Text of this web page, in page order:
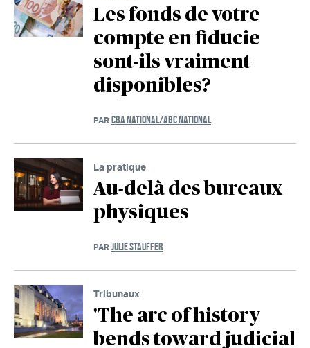
Les fonds de votre
compte en fiducie
sont-ils vraiment
disponibles?
PAR CBA NATIONAL/ABC NATIONAL
La pratique
Au-delà des bureaux
physiques
PAR JULIE STAUFFER
Tribunaux
'The arc of history
bends toward judicial